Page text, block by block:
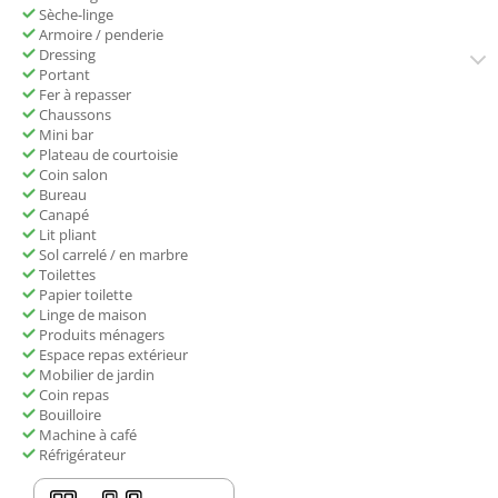
Sèche-linge
Armoire / penderie
Dressing
Portant
Fer à repasser
Chaussons
Mini bar
Plateau de courtoisie
Coin salon
Bureau
Canapé
Lit pliant
Sol carrelé / en marbre
Toilettes
Papier toilette
Linge de maison
Produits ménagers
Espace repas extérieur
Mobilier de jardin
Coin repas
Bouilloire
Machine à café
Réfrigérateur